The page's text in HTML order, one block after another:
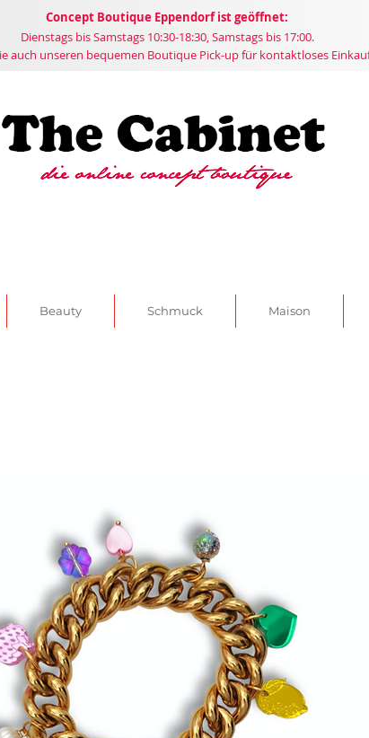
Concept Boutique Eppendorf ist geöffnet:
Dienstags bis Samstags 10:30-18:30, Samstags bis 17:00.
auch unseren bequemen Boutique Pick-up für kontaktloses
Beauty Schmuck Maison